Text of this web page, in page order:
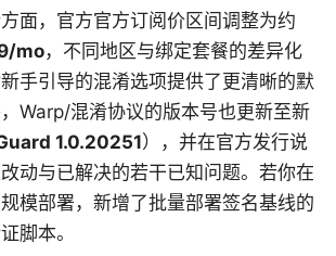
面，官方官方订阅价区间调整为约
mo，不同地区与绑定套餐的差异化
手引导的混淆选项提供了更清晰的默
Warp/混淆协议的版本号也更新至新
1.0.20251），并在官方发行说
动与已解决的若干已知问题。若你在
模部署，新增了批量部署签名基线的
脚本。